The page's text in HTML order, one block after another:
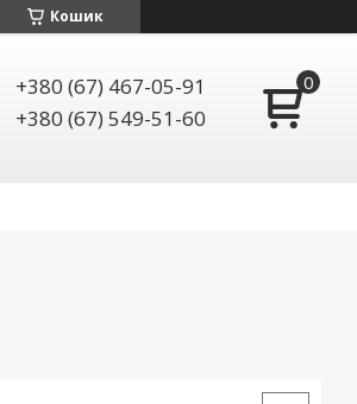
Кошик
+380 (67) 467-05-91
+380 (67) 549-51-60